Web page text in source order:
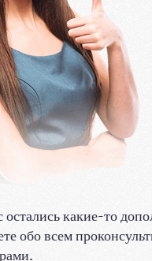
остались какие-то
обо всем